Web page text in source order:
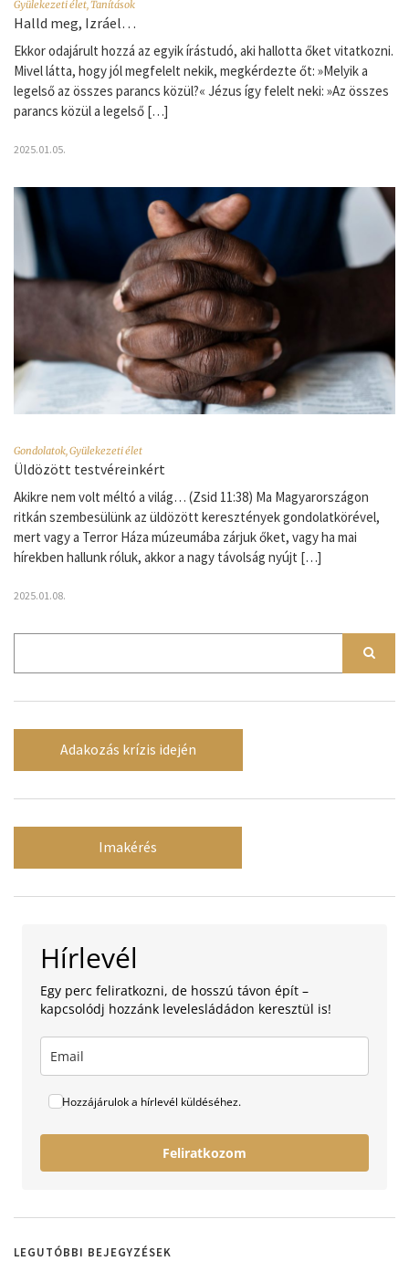
Gyülekezeti élet,Tanítások
Halld meg, Izráel…
Ekkor odajárult hozzá az egyik írástudó, aki hallotta őket vitatkozni.
Mivel látta, hogy jól megfelelt nekik, megkérdezte őt: »Melyik a
legelső az összes parancs közül?« Jézus így felelt neki: »Az összes
parancs közül a legelső […]
2025.01.05.
Gondolatok Gyülekezeti élet
Üldözött testvéreinkért
Akikre nem volt méltó a világ… (Zsid 11:38) Ma Magyarországon
ritkán szembesülünk az üldözött keresztények gondolatkörével,
mert vagy a Terror Háza múzeumába zárjuk őket, vagy ha mai
hírekben hallunk róluk, akkor a nagy távolság nyújt […]
2025.01.08.
Adakozás krízis idején
Imakérés
Hírlevél
Egy perc feliratkozni, de hosszú távon épít –
kapcsolódj hozzánk levelesládádon keresztül is!
Hozzájárulok a hírlevél küldéséhez.
Feliratkozom
LEGUTÓBBI BEJEGYZÉSEK